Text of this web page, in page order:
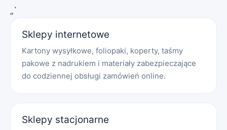
„`
Sklepy internetowe
Kartony wysyłkowe, foliopaki, koperty, taśmy
pakowe z nadrukiem i materiały zabezpieczające
do codziennej obsługi zamówień online.
Sklepy stacjonarne